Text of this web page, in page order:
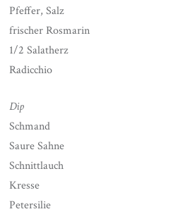
Pfeffer, Salz
frischer Rosmarin
1/2 Salatherz
Radicchio
Dip
Schmand
Saure Sahne
Schnittlauch
Kresse
Petersilie